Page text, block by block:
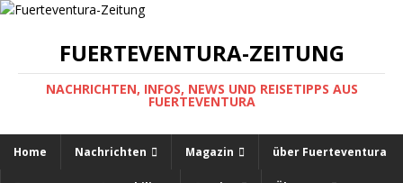
FUERTEVENTURA-ZEITUNG
NACHRICHTEN, INFOS, NEWS UND REISETIPPS AUS
FUERTEVENTURA
Home Nachrichten Magazin über Fuerteventura